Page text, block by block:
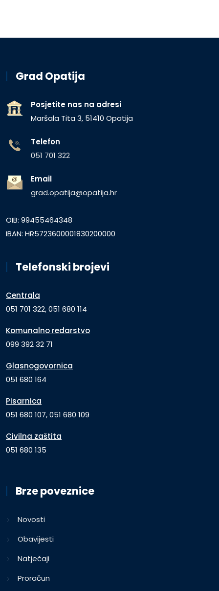
Grad Opatija
Posjetite nas na adresi
Maršala Tita 3, 51410 Opatija
Telefon
051 701 322
Email
grad.opatija@opatija.hr
OIB: 99455464348
IBAN: HR5723600001830200000
Telefonski brojevi
Centrala
051 701 322, 051 680 114
Komunalno redarstvo
099 392 32 71
Glasnogovornica
051 680 164
Pisarnica
051 680 107, 051 680 109
Civilna zaštita
051 680 135
Brze poveznice
Novosti
Obavijesti
Natječaji
Proračun